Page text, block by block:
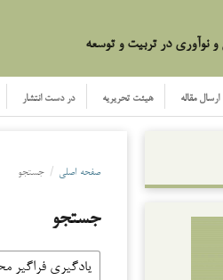
نوآوری در تربیت و توسعه
ارسال مقاله هیئت تحریریه در دست انتشار
صفحه اصلی / جستجو
جستجو